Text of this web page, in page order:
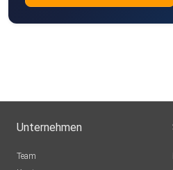
Unternehmen
Team